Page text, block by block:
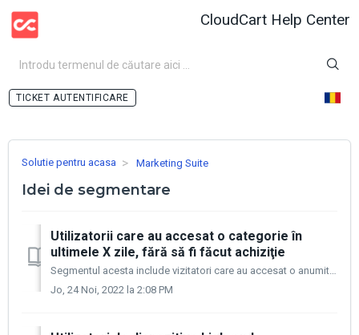
CloudCart Help Center
AUTENTIFICARE
Solutie pentru acasa Marketing Suite
Idei de segmentare
Utilizatorii care au accesat o categorie în
ultimele X zile, fără să fi făcut achiziţie
Segmentul acesta include vizitatori care au accesat o anumită categorie de mai multe ori într-o anumită perioadă de timp, dar nu au achiziţionat un produ...
Jo, 24 Noi, 2022 la 2:08 PM